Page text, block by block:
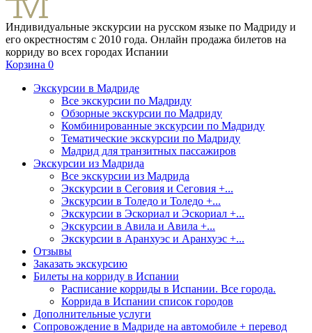
Индивидуальные экскурсии на русском языке по Мадриду и
его окрестностям с 2010 года. Онлайн продажа билетов на
корриду во всех городах Испании
Корзина 0
Экскурсии в Мадриде
Все экскурсии по Мадриду
Обзорные экскурсии по Мадриду
Комбинированные экскурсии по Мадриду
Тематические экскурсии по Мадриду
Мадрид для транзитных пассажиров
Экскурсии из Мадрида
Все экскурсии из Мадрида
Экскурсии в Сеговия и Сеговия +...
Экскурсии в Толедо и Толедо +...
Экскурсии в Эскориал и Эскориал +...
Экскурсии в Авила и Авила +...
Экскурсии в Аранхуэс и Аранхуэс +...
Отзывы
Заказать экскурсию
Билеты на корриду в Испании
Расписание корриды в Испании. Все города.
Коррида в Испании список городов
Дополнительные услуги
Сопровождение в Мадриде на автомобиле + перевод